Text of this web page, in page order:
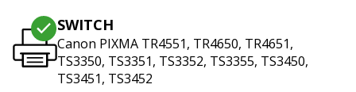
SWITCH
Canon PIXMA TR4551, TR4650, TR4651,
TS3350, TS3351, TS3352, TS3355, TS3450,
TS3451, TS3452